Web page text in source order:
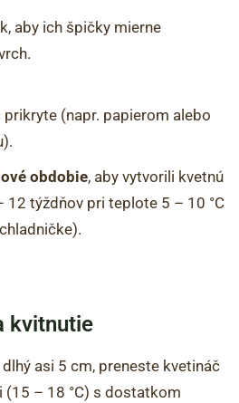
aby ich špičky mierne
(napr. papierom alebo
obdobie, aby vytvorili kvetnú
týždňov pri teplote 5 – 10 °C
kvitnutie
asi 5 cm, preneste kvetináč
– 18 °C) s dostatkom